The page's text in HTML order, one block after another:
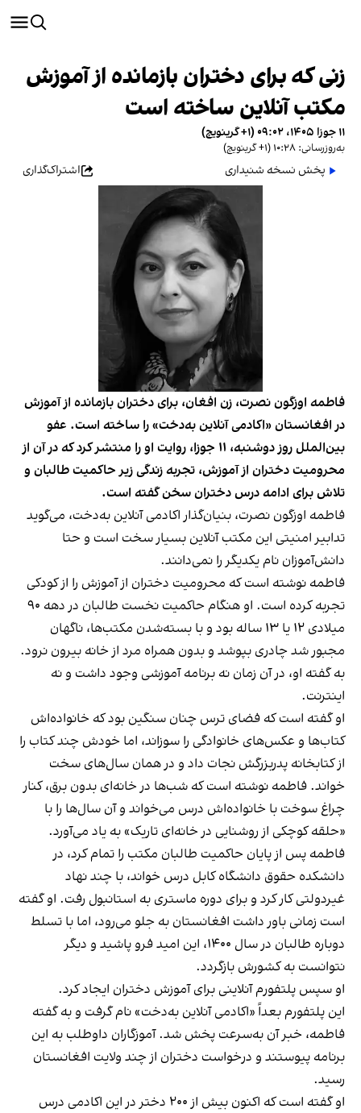
زنی که برای دختران بازمانده از آموزش
مکتب آنلاین ساخته است
۱۱ جوزا ۱۴۰۵، ۰۹:۰۲ (‎+۱ گرینویچ)
به‌روزرسانی: ۱۰:۲۸ (‎+۱ گرینویچ)
پخش نسخه شنیداری اشتراک‌گذاری
فاطمه اوزگون نصرت، زن افغان، برای دختران بازمانده از آموزش
در افغانستان «اکادمی آنلاین به‌دخت» را ساخته است. عفو
بین‌الملل روز دوشنبه، ۱۱ جوزا، روایت او را منتشر کرد که در آن از
محرومیت دختران از آموزش، تجربه زندگی زیر حاکمیت طالبان و
تلاش برای ادامه درس دختران سخن گفته است.
فاطمه اوزگون نصرت، بنیان‌گذار اکادمی آنلاین به‌دخت، می‌گوید
تدابیر امنیتی این مکتب آنلاین بسیار سخت است و حتا
دانش‌آموزان نام یکدیگر را نمی‌دانند.
فاطمه نوشته است که محرومیت دختران از آموزش را از کودکی
تجربه کرده است. او هنگام حاکمیت نخست طالبان در دهه ۹۰
میلادی ۱۲ یا ۱۳ ساله بود و با بسته‌شدن مکتب‌ها، ناگهان
مجبور شد چادری بپوشد و بدون همراه مرد از خانه بیرون نرود.
به گفته او، در آن زمان نه برنامه آموزشی وجود داشت و نه
اینترنت.
او گفته است که فضای ترس چنان سنگین بود که خانواده‌اش
کتاب‌ها و عکس‌های خانوادگی را سوزاند، اما خودش چند کتاب را
از کتابخانه پدربزرگش نجات داد و در همان سال‌های سخت
خواند. فاطمه نوشته است که شب‌ها در خانه‌ای بدون برق، کنار
چراغ سوخت با خانواده‌اش درس می‌خواند و آن سال‌ها را با
«حلقه کوچکی از روشنایی در خانه‌ای تاریک» به یاد می‌آورد.
فاطمه پس از پایان حاکمیت طالبان مکتب را تمام کرد، در
دانشکده حقوق دانشگاه کابل درس خواند، با چند نهاد
غیردولتی کار کرد و برای دوره ماستری به استانبول رفت. او گفته
است زمانی باور داشت افغانستان به جلو می‌رود، اما با تسلط
دوباره طالبان در سال ۱۴۰۰، این امید فرو پاشید و دیگر
نتوانست به کشورش بازگردد.
او سپس پلتفورم آنلاینی برای آموزش دختران ایجاد کرد.
این پلتفورم بعداً «اکادمی آنلاین به‌دخت» نام گرفت و به گفته
فاطمه، خبر آن به‌سرعت پخش شد. آموزگاران داوطلب به این
برنامه پیوستند و درخواست دختران از چند ولایت افغانستان
رسید.
او گفته است که اکنون بیش از ۲۰۰ دختر در این اکادمی درس